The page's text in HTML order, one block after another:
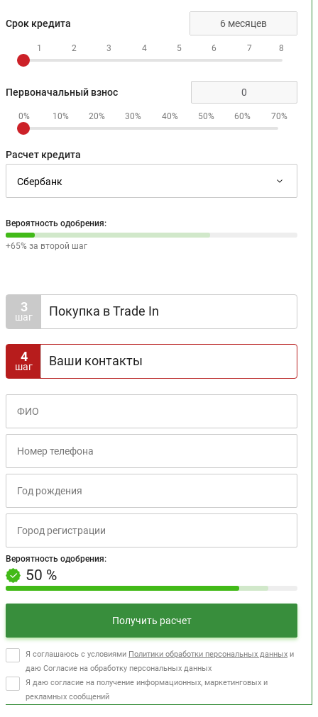
Срок кредита
1 2 3 4 5 6 7 8
Первоначальный взнос
0% 10% 20% 30% 40% 50% 60% 70%
Расчет кредита
Вероятность одобрения:
+65% за второй шаг
3
шаг Покупка в Trade In
Вероятность одобрения:
+10% за третий шаг
4
шаг Ваши контакты
Вероятность одобрения:
50 %
Получить расчет
Я соглашаюсь с условиями Политики обработки персональных данных и
даю Согласие на обработку персональных данных
Я даю согласие на получение информационных, маркетинговых и
рекламных сообщений